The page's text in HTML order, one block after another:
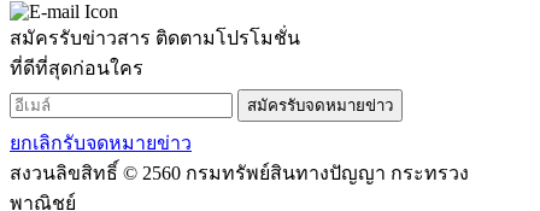
สมัครรับข่าวสาร ติดตามโปรโมชั่น
ที่ดีที่สุดก่อนใคร
สมัครรับจดหมายข่าว
ยกเลิกรับจดหมายข่าว
สงวนลิขสิทธิ์ © 2560 กรมทรัพย์สินทางปัญญา กระทรวง
พาณิชย์